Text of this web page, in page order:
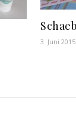
3. Juni 2015